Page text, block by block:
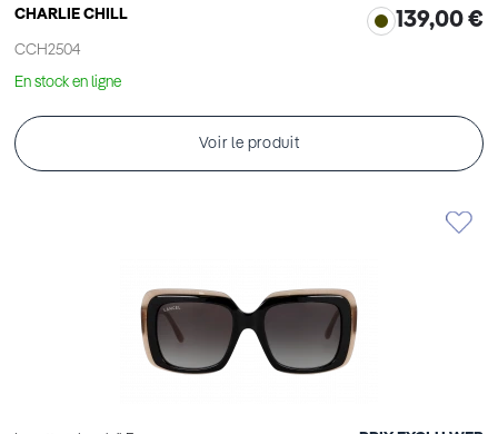
CHARLIE CHILL
CCH2504
139,00 €
En stock en ligne
Voir le produit